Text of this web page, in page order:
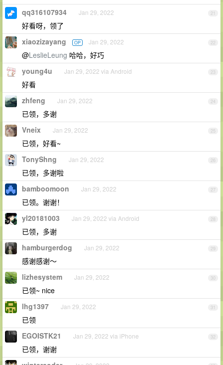
21
qq316107934 Jan 29, 2022
好看呀，领了
22
xiaozizayang OP Jan 29, 2022
@LeslieLeung 哈哈，好巧
23
young4u Jan 29, 2022 via Android
好看
24
zhfeng Jan 29, 2022
已领，多谢
25
Vneix Jan 29, 2022
已领，好看~
26
TonyShng Jan 29, 2022
已领，多谢啦
27
bamboomoon Jan 29, 2022
已领。谢谢！
28
yl20181003 Jan 29, 2022 via Android
已领，多谢
29
hamburgerdog Jan 29, 2022
感谢感谢～
30
lizhesystem Jan 29, 2022
已领~ nice
31
lhg1397 Jan 29, 2022
已领
32
EGOISTK21 Jan 29, 2022 via iPhone
已领，谢谢